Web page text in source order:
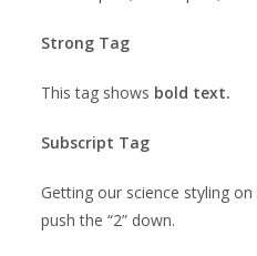
Strong Tag
This tag shows bold text.
Subscript Tag
Getting our science styling on
push the “2” down.